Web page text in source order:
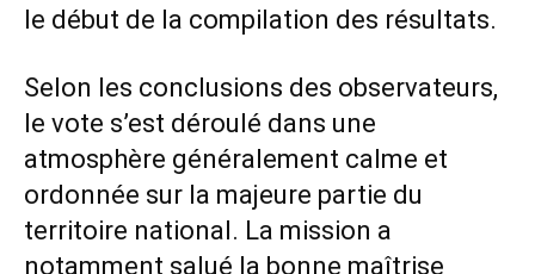
le début de la compilation des résultats.
Selon les conclusions des observateurs,
le vote s’est déroulé dans une
atmosphère généralement calme et
ordonnée sur la majeure partie du
territoire national. La mission a
notamment salué la bonne maîtrise